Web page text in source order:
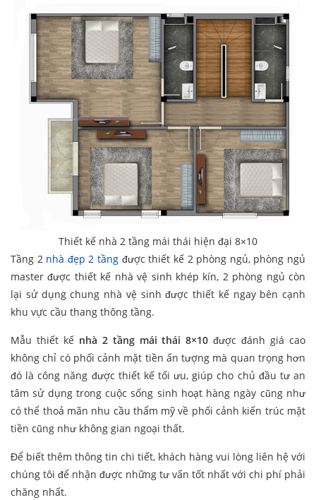
Thiết kế nhà 2 tầng mái thái hiện đại 8×10
Tầng 2 nhà đẹp 2 tầng được thiết kế 2 phòng ngủ, phòng ngủ
master được thiết kế nhà vệ sinh khép kín, 2 phòng ngủ còn
lại sử dụng chung nhà vệ sinh được thiết kế ngay bên cạnh
khu vực cầu thang thông tầng.
Mẫu thiết kế nhà 2 tầng mái thái 8×10 được đánh giá cao
không chỉ có phối cảnh mặt tiền ấn tượng mà quan trọng hơn
đó là công năng được thiết kế tối ưu, giúp cho chủ đầu tư an
tâm sử dụng trong cuộc sống sinh hoạt hàng ngày cũng như
có thể thoả mãn nhu cầu thẩm mỹ về phối cảnh kiến trúc mặt
tiền cũng như không gian ngoại thất.
Để biết thêm thông tin chi tiết, khách hàng vui lòng liên hệ với
chúng tôi để nhận được những tư vấn tốt nhất với chi phí phải
chăng nhất.